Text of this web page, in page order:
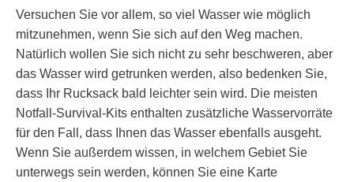
Versuchen Sie vor allem, so viel Wasser wie möglich
mitzunehmen, wenn Sie sich auf den Weg machen.
Natürlich wollen Sie sich nicht zu sehr beschweren, aber
das Wasser wird getrunken werden, also bedenken Sie,
dass Ihr Rucksack bald leichter sein wird. Die meisten
Notfall-Survival-Kits enthalten zusätzliche Wasservorräte
für den Fall, dass Ihnen das Wasser ebenfalls ausgeht.
Wenn Sie außerdem wissen, in welchem Gebiet Sie
unterwegs sein werden, können Sie eine Karte